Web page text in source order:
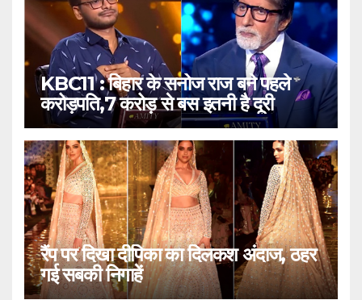
KBC11 : बिहार के सनोज राज बने पहले
करोड़पति,7 करोड़ से बस इतनी है दूरी
रैंप पर दिखा दीपिका का दिलकश अंदाज, ठहर
गई सबकी निगाहें